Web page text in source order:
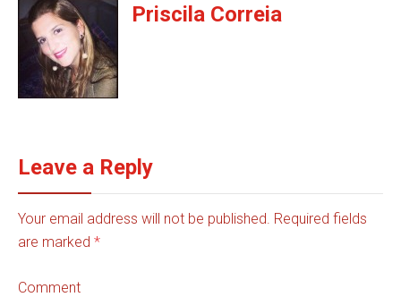
Priscila Correia
Leave a Reply
Your email address will not be published. Required fields
are marked *
Comment